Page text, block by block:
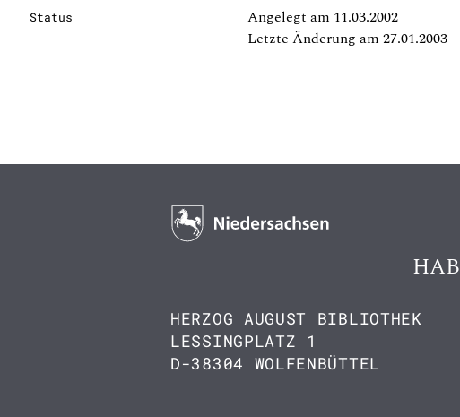
Status
Angelegt am 11.03.2002
Letzte Änderung am 27.01.2003
HAB
HERZOG AUGUST BIBLIOTHEK
LESSINGPLATZ 1
D-38304 WOLFENBÜTTEL